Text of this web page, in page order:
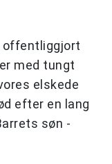
offentliggjort
med tungt
elskede
efter en lang
søn -